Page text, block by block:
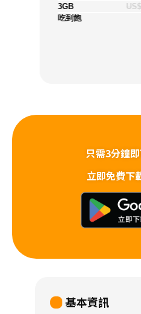
3GB
吃到飽
只需3分鐘
立即免費下
基本資訊